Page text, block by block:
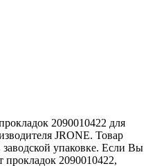
2090010422 для
JRONE. Товар
заводской упаковке. Если Вы
2090010422,